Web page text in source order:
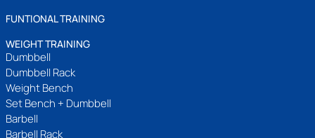
FUNTIONAL TRAINING
WEIGHT TRAINING
Dumbbell
Dumbbell Rack
Weight Bench
Set Bench + Dumbbell
Barbell
Barbell Rack